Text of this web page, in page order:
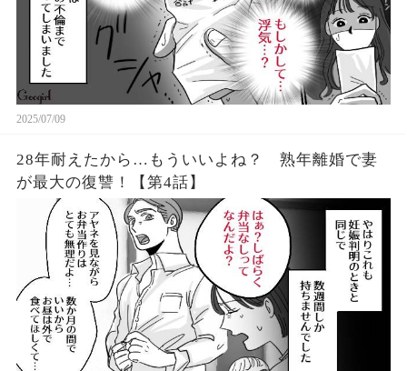
2025/07/09
28年耐えたから…もういいよね？ 熟年離婚で妻
が最大の復讐！【第4話】